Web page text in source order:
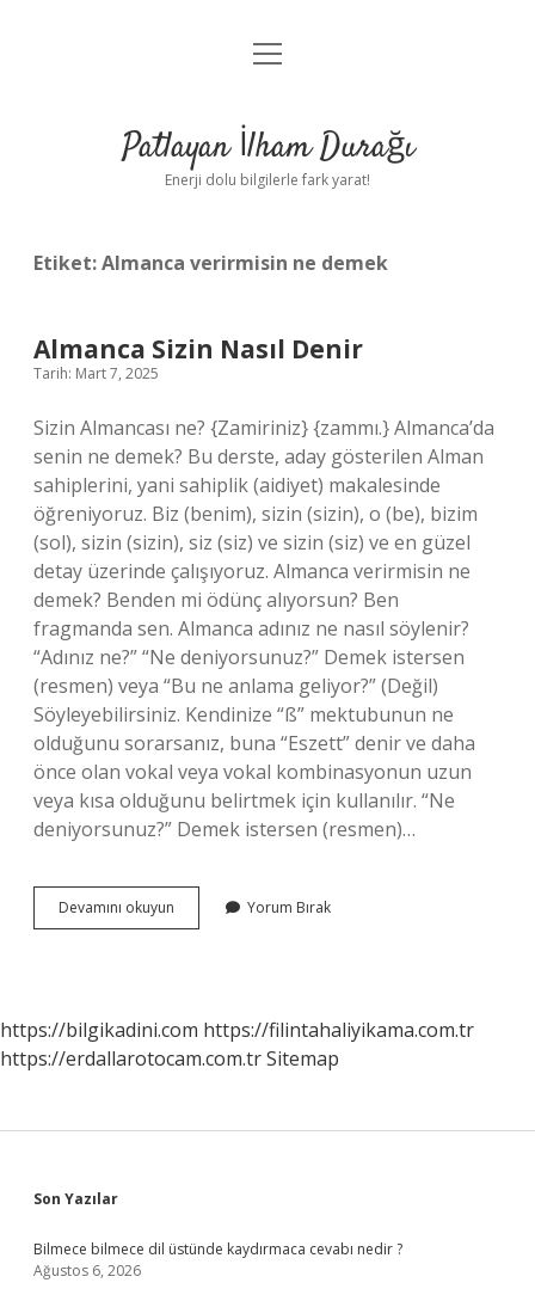
Anasayfa
Yasal Uyarı
menüyü
Patlayan İlham Durağı
Enerji dolu bilgilerle fark yarat!
Etiket:Almanca verirmisin ne demek
Almanca Sizin Nasıl Denir
Tarih: Mart 7, 2025
Sizin Almancası ne? {Zamiriniz} {zammı.} Almanca’da
senin ne demek? Bu derste, aday gösterilen Alman
sahiplerini, yani sahiplik (aidiyet) makalesinde
öğreniyoruz. Biz (benim), sizin (sizin), o (be), bizim
(sol), sizin (sizin), siz (siz) ve sizin (siz) ve en güzel
detay üzerinde çalışıyoruz. Almanca verirmisin ne
demek? Benden mi ödünç alıyorsun? Ben
fragmanda sen. Almanca adınız ne nasıl söylenir?
“Adınız ne?” “Ne deniyorsunuz?” Demek istersen
(resmen) veya “Bu ne anlama geliyor?” (Değil)
Söyleyebilirsiniz. Kendinize “ß” mektubunun ne
olduğunu sorarsanız, buna “Eszett” denir ve daha
önce olan vokal veya vokal kombinasyonun uzun
veya kısa olduğunu belirtmek için kullanılır. “Ne
deniyorsunuz?” Demek istersen (resmen)…
Devamını okuyun Almanca
Sizin
Yorum Bırak
https://bilgikadini.com https://filintahaliyikama.com.tr
https://erdallarotocam.com.trSitemap
Sidebar
Son Yazılar
Bilmece bilmece dil üstünde kaydırmaca cevabı nedir ?
Ağustos 6, 2026